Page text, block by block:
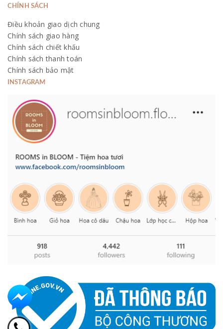
CHÍNH SÁCH
Điều khoản giao dịch chung
Chính sách giao hàng
Chính sách chiết khấu
Chính sách thanh toán
Chính sách bảo mật
INSTAGRAM